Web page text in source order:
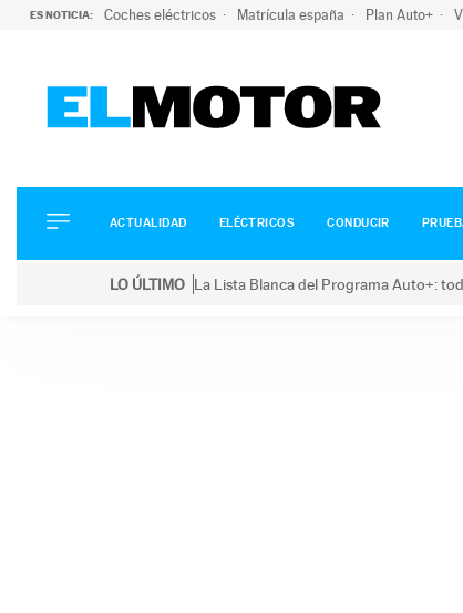
ES NOTICIA: Coches eléctricos Matrícula españa Plan Auto+
ELÉCTRICOS
CONDUCIR
ACTUALIDAD ELÉCTRICOS CONDUCIR
LO ÚLTIMO La Lista Blanca del Programa Auto+: